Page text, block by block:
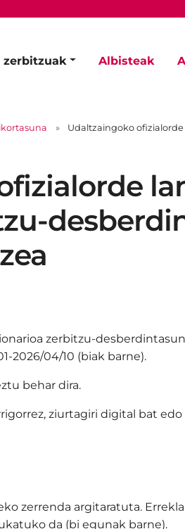
zerbitzuak Albisteak
Udaltzaingoko
zerbitzu-
2026/04/10 (biak barne).
behar dira.
ziurtagiri digital bat
zerrenda argitaratuta.
da (bi egunak barne).